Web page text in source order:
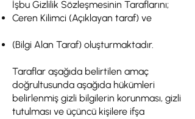
İşbu Gizlilik Sözleşmesinin Taraflarını;
Ceren Kilimci (Açıklayan taraf) ve
(Bilgi Alan Taraf) oluşturmaktadır.
Taraflar aşağıda belirtilen amaç
doğrultusunda aşağıda hükümleri
belirlenmiş gizli bilgilerin korunması, gizli
tutulması ve üçüncü kişilere ifşa